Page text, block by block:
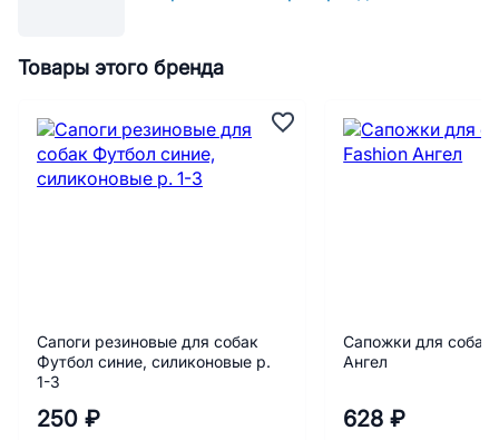
Товары этого бренда
Сапоги резиновые для собак
Футбол синие, силиконовые р.
1-3
250 ₽
Сапожки для собак
Ангел
628 ₽